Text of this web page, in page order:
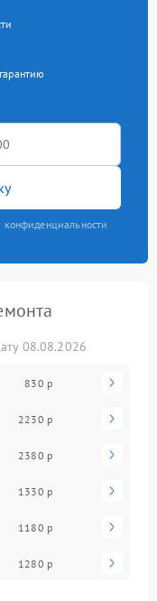
конфиденциальности
08.08.2026
830 р
2230 р
2380 р
1330 р
1180 р
1280 р